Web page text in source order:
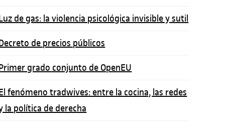
de gas: la violencia psicológica invisible y sutil
de precios públicos
grado conjunto de OpenEU
fenómeno tradwives: entre la cocina, las redes
la política de derecha